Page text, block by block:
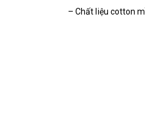
– Chất liệu cotton